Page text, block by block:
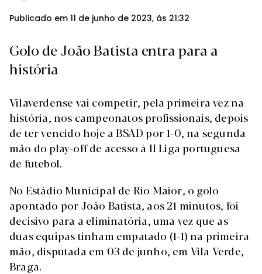
Publicado em 11 de junho de 2023, às 21:32
Golo de João Batista entra para a
história
Vilaverdense vai competir, pela primeira vez na
história, nos campeonatos profissionais, depois
de ter vencido hoje a BSAD por 1-0, na segunda
mão do play-off de acesso à II Liga portuguesa
de futebol.
No Estádio Municipal de Rio Maior, o golo
apontado por João Batista, aos 21 minutos, foi
decisivo para a eliminatória, uma vez que as
duas equipas tinham empatado (1-1) na primeira
mão, disputada em 03 de junho, em Vila Verde,
Braga.